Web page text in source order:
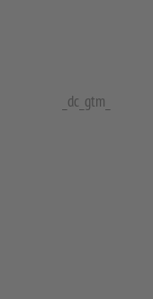
_dc_gtm_